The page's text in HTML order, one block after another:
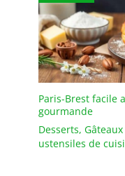
Paris-Brest facile
gourmande
Desserts,
ustensiles de